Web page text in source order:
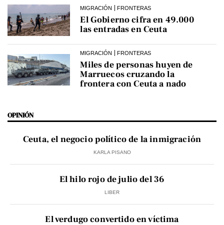
MIGRACIÓN FRONTERAS
El Gobierno cifra en 49.000
las entradas en Ceuta
MIGRACIÓN FRONTERAS
Miles de personas huyen de
Marruecos cruzando la
frontera con Ceuta a nado
OPINIÓN
Ceuta, el negocio político de la inmigración
KARLA PISANO
El hilo rojo de julio del 36
LIBER
El verdugo convertido en víctima